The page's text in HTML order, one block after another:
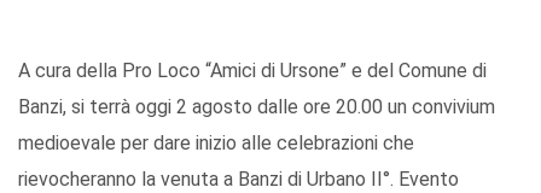
A cura della Pro Loco “Amici di Ursone” e del Comune di
Banzi, si terrà oggi 2 agosto dalle ore 20.00 un convivium
medioevale per dare inizio alle celebrazioni che
rievocheranno la venuta a Banzi di Urbano II°. Evento